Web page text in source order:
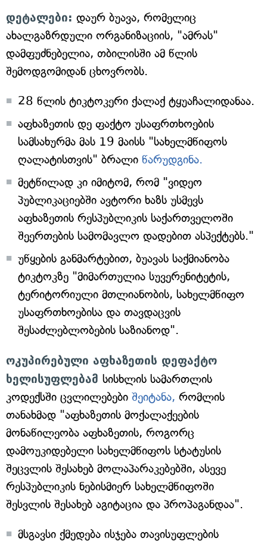
დეტალები: დაურ ბუავა, რომელიც
ახალგაზრდული ორგანიზაციის, "ამრას"
დამფუძნებელია, თბილისში ამ წლის
შემოდგომიდან ცხოვრობს.
28 წლის ტიკტოკერი ქალაქ ტყუაჩალიდანაა.
აფხაზეთის დე ფაქტო უსაფრთხოების
სამსახურმა მას 19 მაისს "სახელმწიფოს
ღალატისთვის" ბრალი წარუდგინა.
მეტწილად კი იმიტომ, რომ "ვიდეო
პუბლიკაციებში ავტორი ხაზს უსმევს
აფხაზეთის რესპუბლიკის საქართველოში
შეერთების სამომავლო დადებით ასპექტებს."
უწყების განმარტებით, ბუავას საქმიანობა
ტიკტოკზე "მიმართულია სუვერენიტეტის,
ტერიტორიული მთლიანობის, სახელმწიფო
უსაფრთხოებისა და თავდაცვის
შესაძლებლობების საზიანოდ".
ოკუპირებული აფხაზეთის დეფაქტო
ხელისუფლებამ სისხლის სამართლის
კოდექსში ცვლილებები შეიტანა, რომლის
თანახმად "აფხაზეთის მოქალაქეების
მონაწილეობა აფხაზეთის, როგორც
დამოუკიდებელი სახელმწიფოს სტატუსის
შეცვლის შესახებ მოლაპარაკებებში, ასევე
რესპუბლიკის ნებისმიერ სახელმწიფოში
შესვლის შესახებ აგიტაცია და პროპაგანდაა".
მსგავსი ქმედება ისჯება თავისუფლების